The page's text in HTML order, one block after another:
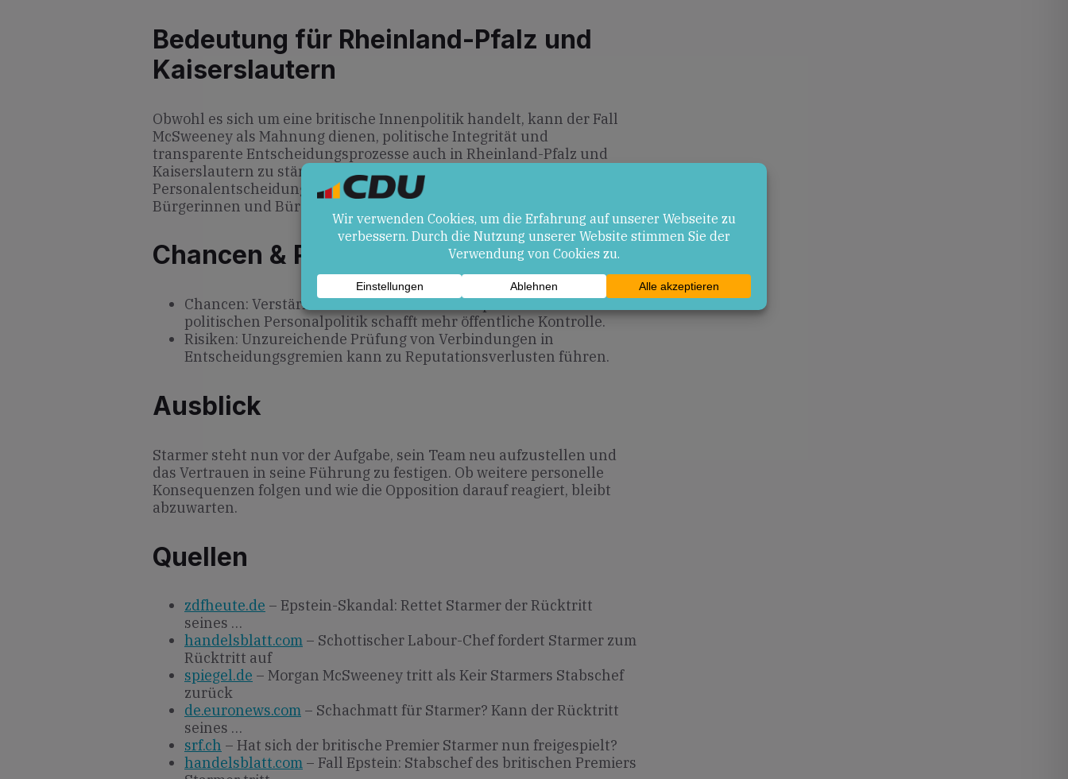
Bedeutung für Rheinland-Pfalz und
Kaiserslautern
Obwohl es sich um eine britische Innenpolitik handelt, kann der Fall
McSweeney als Mahnung dienen, politische Integrität und
transparente Entscheidungsprozesse auch in Rheinland-Pfalz und
Kaiserslautern zu stärken. Verantwortungsvolle
Personalentscheidungen bleiben zentral, um das Vertrauen der
Bürgerinnen und Bürger zu erhalten.
Chancen & Risiken
Chancen: Verstärkte Diskussion über Transparenz in der
politischen Personalpolitik schafft mehr öffentliche Kontrolle.
Risiken: Unzureichende Prüfung von Verbindungen in
Entscheidungsgremien kann zu Reputationsverlusten führen.
Ausblick
Starmer steht nun vor der Aufgabe, sein Team neu aufzustellen und
das Vertrauen in seine Führung zu festigen. Ob weitere personelle
Konsequenzen folgen und wie die Opposition darauf reagiert, bleibt
abzuwarten.
Quellen
zdfheute.de – Epstein-Skandal: Rettet Starmer der Rücktritt
seines …
handelsblatt.com – Schottischer Labour-Chef fordert Starmer zum
Rücktritt auf
spiegel.de – Morgan McSweeney tritt als Keir Starmers Stabschef
zurück
de.euronews.com – Schachmatt für Starmer? Kann der Rücktritt
seines …
srf.ch – Hat sich der britische Premier Starmer nun freigespielt?
handelsblatt.com – Fall Epstein: Stabschef des britischen Premiers